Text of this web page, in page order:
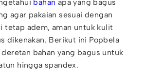
bahan apa yang bagus
agar pakaian sesuai dengan
tetap adem, aman untuk kulit
dikenakan. Berikut ini Popbela
bahan yang bagus untuk
hingga spandex.